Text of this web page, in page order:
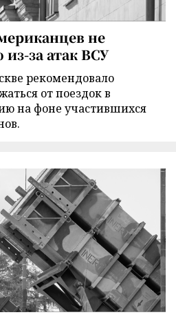
не
за атак ВСУ
рекомендовало
от поездок в
на фоне участившихся